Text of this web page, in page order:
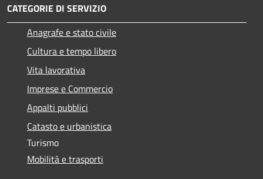
CATEGORIE DI SERVIZIO
Anagrafe e stato civile
Cultura e tempo libero
Vita lavorativa
Imprese e Commercio
Appalti pubblici
Catasto e urbanistica
Turismo
Mobilità e trasporti